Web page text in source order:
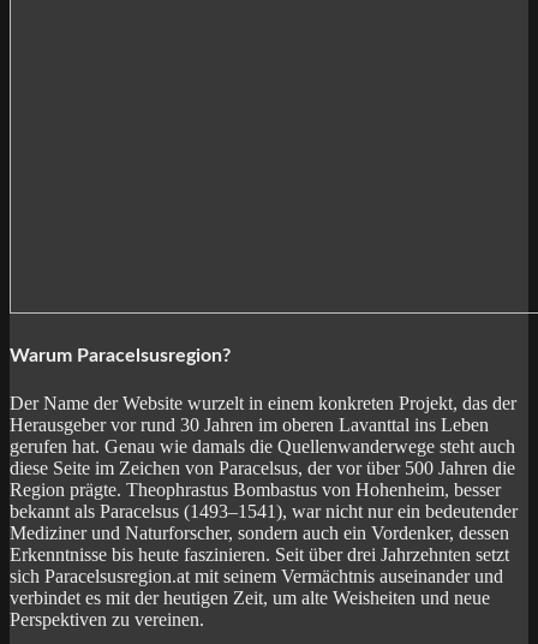
Warum Paracelsusregion?
Der Name der Website wurzelt in einem konkreten Projekt, das der
Herausgeber vor rund 30 Jahren im oberen Lavanttal ins Leben
gerufen hat. Genau wie damals die Quellenwanderwege steht auch
diese Seite im Zeichen von Paracelsus, der vor über 500 Jahren die
Region prägte. Theophrastus Bombastus von Hohenheim, besser
bekannt als Paracelsus (1493–1541), war nicht nur ein bedeutender
Mediziner und Naturforscher, sondern auch ein Vordenker, dessen
Erkenntnisse bis heute faszinieren. Seit über drei Jahrzehnten setzt
sich Paracelsusregion.at mit seinem Vermächtnis auseinander und
verbindet es mit der heutigen Zeit, um alte Weisheiten und neue
Perspektiven zu vereinen.